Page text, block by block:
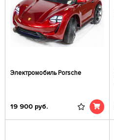
Электромобиль Porsche
19 900 руб.